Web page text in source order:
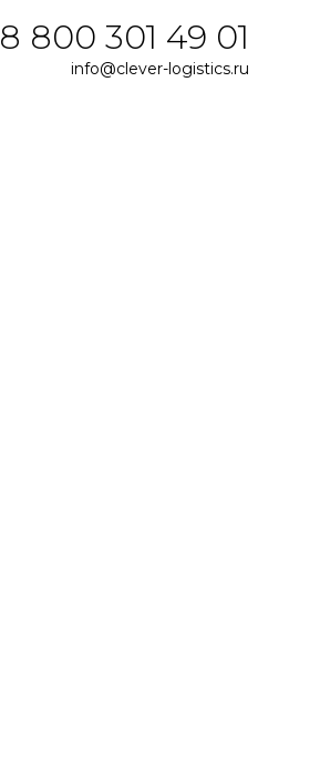
8 800 301 49 01
info@clever-logistics.ru